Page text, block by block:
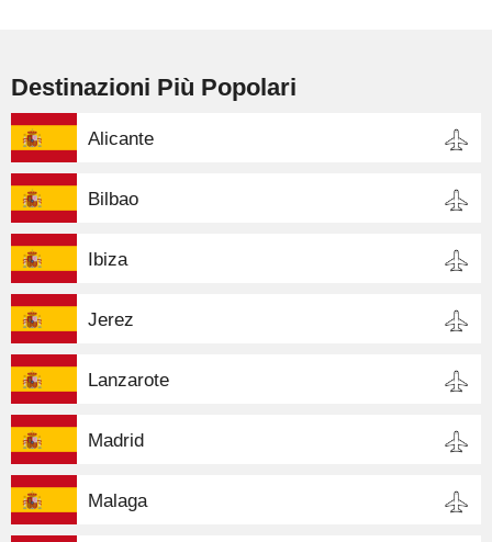
Destinazioni Più Popolari
Alicante
Bilbao
Ibiza
Jerez
Lanzarote
Madrid
Malaga